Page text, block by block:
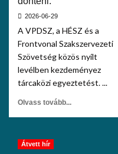
2026-06-29
A VPDSZ, a HÉSZ és a
Frontvonal Szakszervezeti
Szövetség közös nyílt
levélben kezdeményez
tárcaközi egyeztetést. ...
Olvass tovább...
Átvett hír